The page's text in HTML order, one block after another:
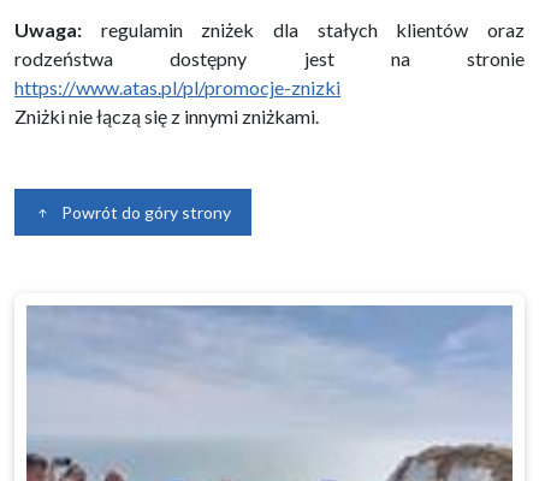
Uwaga: regulamin zniżek dla stałych klientów oraz
rodzeństwa dostępny jest na stronie
https://www.atas.pl/pl/promocje-znizki
Zniżki nie łączą się z innymi zniżkami.
Powrót do góry strony